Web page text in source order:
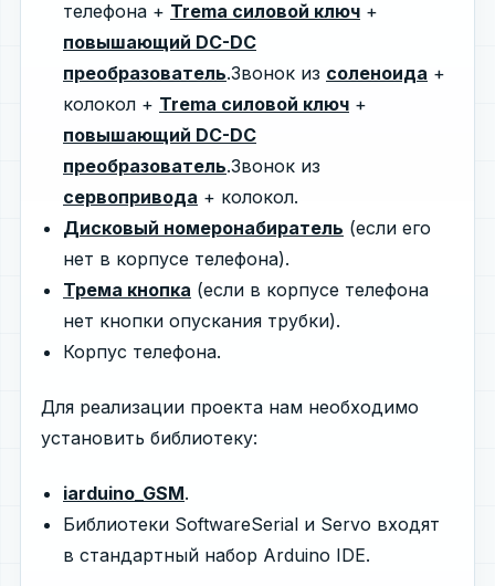
телефона + Trema силовой ключ +
повышающий DC-DC
преобразователь.Звонок из соленоида +
колокол + Trema силовой ключ +
повышающий DC-DC
преобразователь.Звонок из
сервопривода + колокол.
Дисковый номеронабиратель (если его
нет в корпусе телефона).
Трема кнопка (если в корпусе телефона
нет кнопки опускания трубки).
Корпус телефона.
Для реализации проекта нам необходимо
установить библиотеку:
iarduino_GSM.
Библиотеки SoftwareSerial и Servo входят
в стандартный набор Arduino IDE.